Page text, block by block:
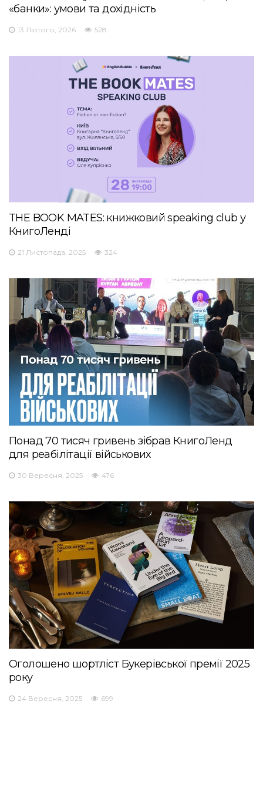
«банки»: умови та дохідність
13 Лютого, 2026 528
THE BOOK MATES: книжковий speaking club у
КнигоЛенді
21 Листопада, 2025 324
Понад 70 тисяч гривень зібрав КнигоЛенд
для реабілітації військових
30 Вересня, 2025 476
Оголошено шортліст Букерівської премії 2025
року
24 Вересня, 2025 699